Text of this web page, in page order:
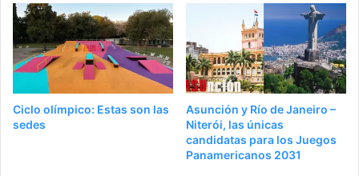
Ciclo olímpico: Estas son las
sedes
Asunción y Río de Janeiro –
Niterói, las únicas
candidatas para los Juegos
Panamericanos 2031